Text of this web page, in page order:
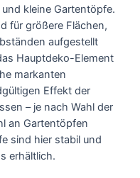
kleine Gartentöpfe.
für größere Flächen,
aufgestellt
Hauptdeko-Element
markanten
Effekt der
– je nach Wahl der
an Gartentöpfen
sind hier stabil und
erhältlich.